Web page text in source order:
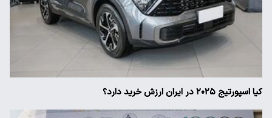
کیا اسپورتیج ۲۰۲۵ در ایران ارزش خرید دارد؟